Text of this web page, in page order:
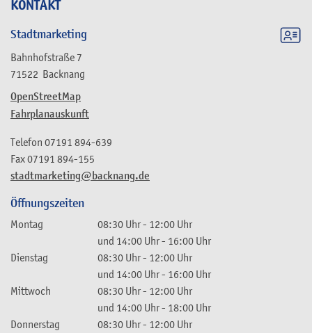
KONTAKT
Stadtmarketing
Bahnhofstraße 7
71522 Backnang
OpenStreetMap
Fahrplanauskunft
stadtmarketing@backnang.de
Telefon 07191 894-639
Fax07191 894-155
Öffnungszeiten
Montag 08:30 Uhr- 12:00 Uhr
und 14:00 Uhr- 16:00 Uhr
Dienstag
08:30 Uhr- 12:00 Uhr
und 14:00 Uhr- 16:00 Uhr
Mittwoch
08:30 Uhr- 12:00 Uhr
und 14:00 Uhr- 18:00 Uhr
Donnerstag
08:30 Uhr- 12:00 Uhr